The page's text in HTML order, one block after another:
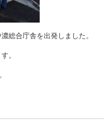
総合庁舎を出発しました。
。